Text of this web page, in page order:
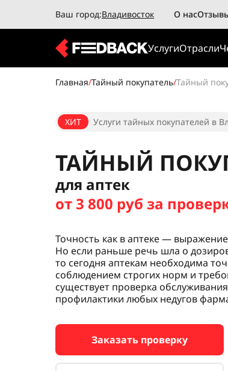
Ваш город:Владивосток О нас
УслугиОтрасли
Главная/Тайный покупатель/Тайный
ХИТ Услуги тайных покупателей в
ТАЙНЫЙ
для аптек
от 3 800 руб за
Точность как в аптеке —
Но если раньше речь шла о
то сегодня аптекам необходима
соблюдением строгих норм и
существует проверка
профилактики любых недугов
Заказать проверку